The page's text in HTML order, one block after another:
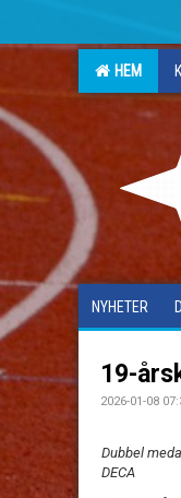
HEM
NYHETER
19-
2026-01-08
Dubbel
DECA